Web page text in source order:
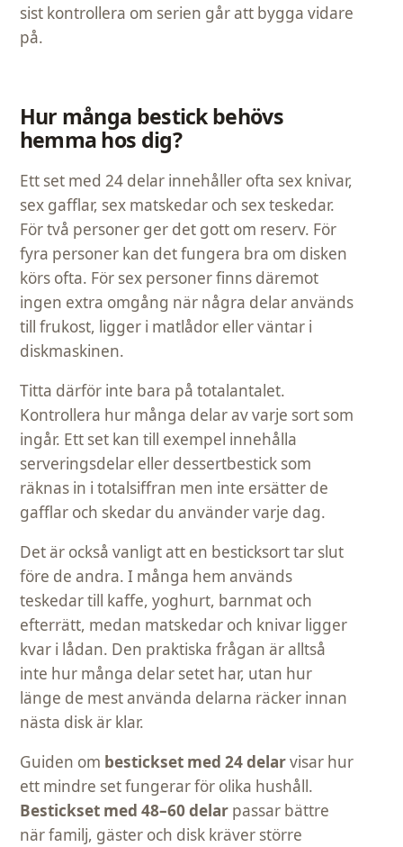
sist kontrollera om serien går att bygga vidare
på.
Hur många bestick behövs
hemma hos dig?
Ett set med 24 delar innehåller ofta sex knivar,
sex gafflar, sex matskedar och sex teskedar.
För två personer ger det gott om reserv. För
fyra personer kan det fungera bra om disken
körs ofta. För sex personer finns däremot
ingen extra omgång när några delar används
till frukost, ligger i matlådor eller väntar i
diskmaskinen.
Titta därför inte bara på totalantalet.
Kontrollera hur många delar av varje sort som
ingår. Ett set kan till exempel innehålla
serveringsdelar eller dessertbestick som
räknas in i totalsiffran men inte ersätter de
gafflar och skedar du använder varje dag.
Det är också vanligt att en besticksort tar slut
före de andra. I många hem används
teskedar till kaffe, yoghurt, barnmat och
efterrätt, medan matskedar och knivar ligger
kvar i lådan. Den praktiska frågan är alltså
inte hur många delar setet har, utan hur
länge de mest använda delarna räcker innan
nästa disk är klar.
Guiden om bestickset med 24 delarvisar hur
ett mindre set fungerar för olika hushåll.
Bestickset med 48–60 delarpassar bättre
när familj, gäster och disk kräver större